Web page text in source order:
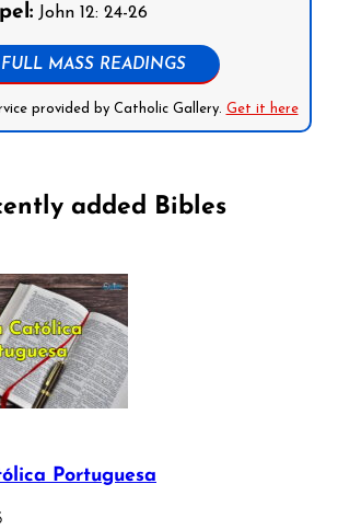
John 12: 24-26
FULL MASS READINGS
provided by Catholic Gallery. Get it here
added Bibles
Portuguesa